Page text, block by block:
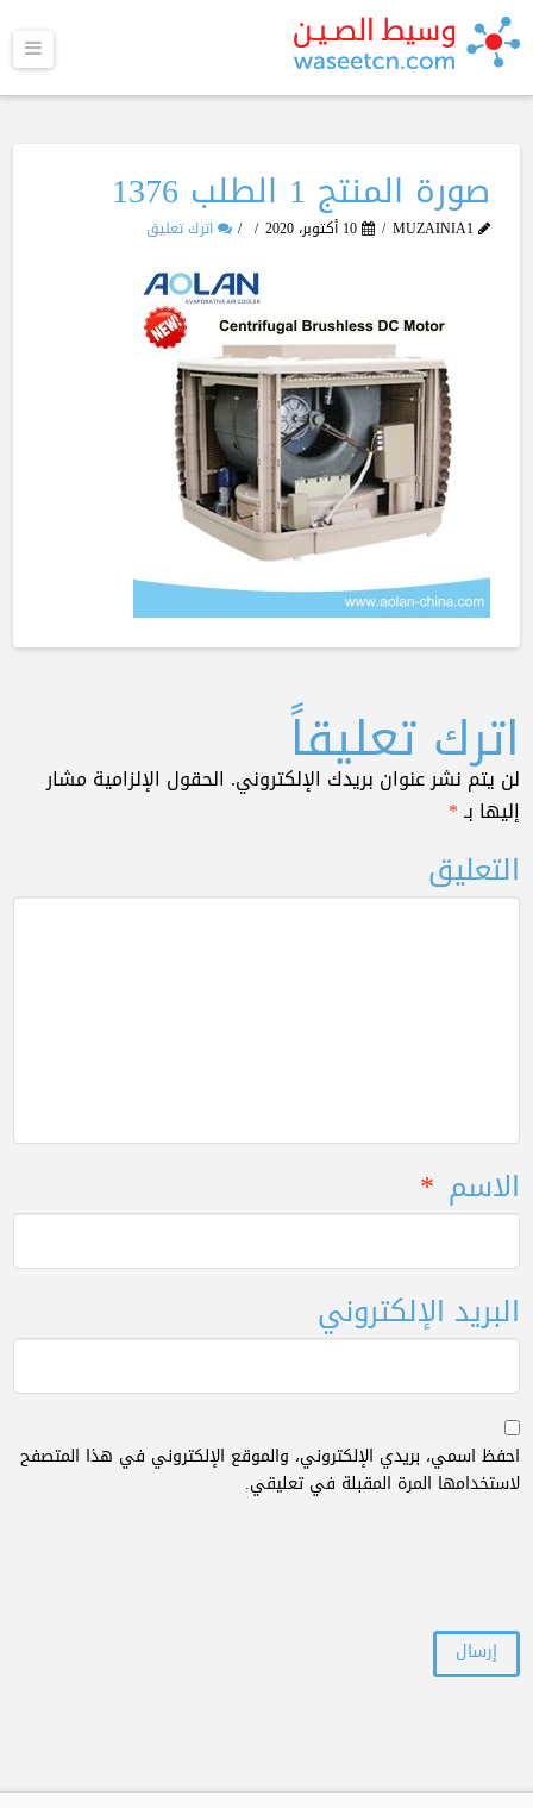
صورة المنتج 1 الطلب 1376
MUZAINIA1 10 أكتوبر، 2020 اترك تعليق
اترك تعليقاً
لن يتم نشر عنوان بريدك الإلكتروني. الحقول الإلزامية مشار
إليها بـ*
التعليق
الاسم *
البريد الإلكتروني
احفظ اسمي، بريدي الإلكتروني، والموقع الإلكتروني في هذا المتصفح
لاستخدامها المرة المقبلة في تعليقي.